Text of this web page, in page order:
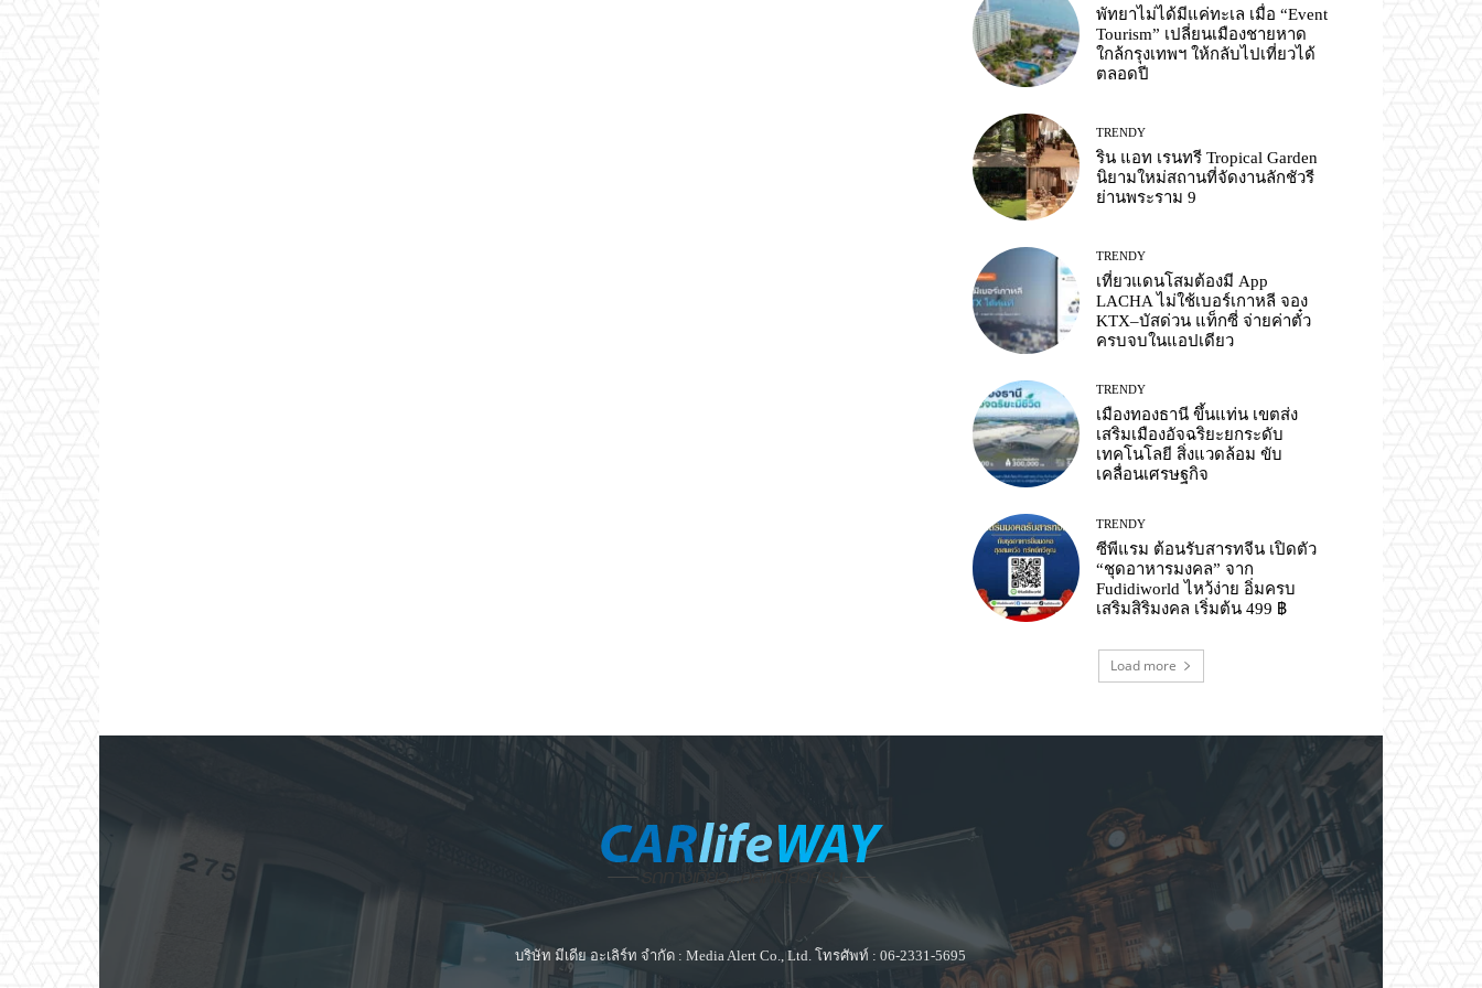
พัทยาไม่ได้มีแค่ทะเล เมื่อ “Event
Tourism” เปลี่ยนเมืองชายหาด
ใกล้กรุงเทพฯ ให้กลับไปเที่ยวได้
ตลอดปี
TRENDY
ริน แอท เรนทรี Tropical Garden
นิยามใหม่สถานที่จัดงานลักชัวรี
ย่านพระราม 9
TRENDY
เที่ยวแดนโสมต้องมี App
LACHA ไม่ใช้เบอร์เกาหลี จอง
KTX–บัสด่วน แท็กซี่ จ่ายค่าตั๋ว
ครบจบในแอปเดียว
TRENDY
เมืองทองธานี ขึ้นแท่น เขตส่ง
เสริมเมืองอัจฉริยะยกระดับ
เทคโนโลยี สิ่งแวดล้อม ขับ
เคลื่อนเศรษฐกิจ
TRENDY
ซีพีแรม ต้อนรับสารทจีน เปิดตัว
“ชุดอาหารมงคล” จาก
Fudidiworld ไหว้ง่าย อิ่มครบ
เสริมสิริมงคล เริ่มต้น 499 ฿
Load more
บริษัท มีเดีย อะเลิร์ท จำกัด : Media Alert Co., Ltd. โทรศัพท์ : 06-2331-5695